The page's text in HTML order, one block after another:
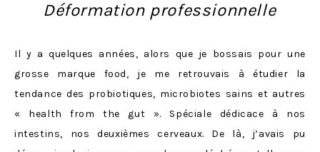
Déformation professionnelle
Il y a quelques années, alors que je bossais pour une
grosse marque food, je me retrouvais à étudier la
tendance des probiotiques, microbiotes sains et autres
« health from the gut ». Spéciale dédicace à nos
intestins, nos deuxièmes cerveaux. De là, j’avais pu